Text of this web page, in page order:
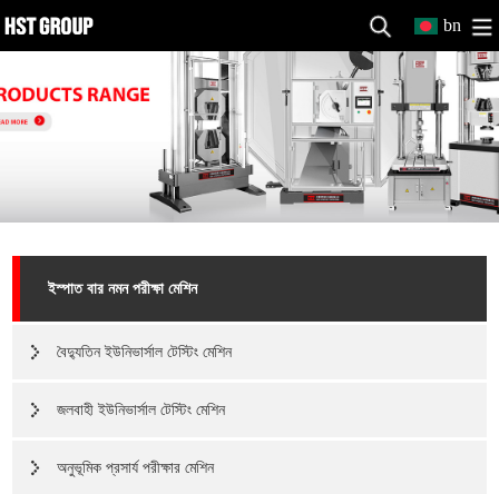
bn
ইস্পাত বার নমন পরীক্ষা মেশিন
বৈদ্যুতিন ইউনিভার্সাল টেস্টিং মেশিন
জলবাহী ইউনিভার্সাল টেস্টিং মেশিন
অনুভূমিক প্রসার্য পরীক্ষার মেশিন